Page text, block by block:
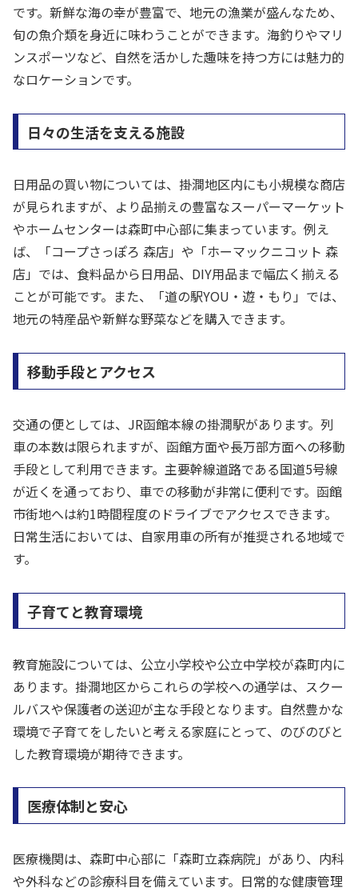
です。新鮮な海の幸が豊富で、地元の漁業が盛んなため、
旬の魚介類を身近に味わうことができます。海釣りやマリ
ンスポーツなど、自然を活かした趣味を持つ方には魅力的
なロケーションです。
日々の生活を支える施設
日用品の買い物については、掛澗地区内にも小規模な商店
が見られますが、より品揃えの豊富なスーパーマーケット
やホームセンターは森町中心部に集まっています。例え
ば、「コープさっぽろ 森店」や「ホーマックニコット 森
店」では、食料品から日用品、DIY用品まで幅広く揃える
ことが可能です。また、「道の駅YOU・遊・もり」では、
地元の特産品や新鮮な野菜などを購入できます。
移動手段とアクセス
交通の便としては、JR函館本線の掛澗駅があります。列
車の本数は限られますが、函館方面や長万部方面への移動
手段として利用できます。主要幹線道路である国道5号線
が近くを通っており、車での移動が非常に便利です。函館
市街地へは約1時間程度のドライブでアクセスできます。
日常生活においては、自家用車の所有が推奨される地域で
す。
子育てと教育環境
教育施設については、公立小学校や公立中学校が森町内に
あります。掛澗地区からこれらの学校への通学は、スクー
ルバスや保護者の送迎が主な手段となります。自然豊かな
環境で子育てをしたいと考える家庭にとって、のびのびと
した教育環境が期待できます。
医療体制と安心
医療機関は、森町中心部に「森町立森病院」があり、内科
や外科などの診療科目を備えています。日常的な健康管理